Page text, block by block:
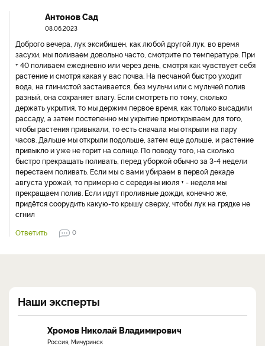
Антонов Сад
08.06.2023
Доброго вечера, лук эксибишен, как любой другой лук, во время
засухи, мы поливаем довольно часто, смотрите по температуре. При
+ 40 поливаем ежедневно или через день, смотря как чувствует себя
растение и смотря какая у вас почва. На песчаной быстро уходит
вода, на глинистой застаивается, без мульчи или с мульчей полив
разный, она сохраняет влагу. Если смотреть по тому, сколько
держать укрытия, то мы держим первое время, как только высадили
рассаду, а затем постепенно мы укрытие приоткрываем для того,
чтобы растения привыкали, то есть сначала мы открыли на пару
часов. Дальше мы открыли подольше, затем еще дольше, и растение
привыкло и уже не горит на солнце. По поводу того, на сколько
быстро прекращать поливать, перед уборкой обычно за 3-4 недели
перестаем поливать. Если мы с вами убираем в первой декаде
августа урожай, то примерно с середины июля + - неделя мы
прекращаем полив. Если идут проливные дожди, конечно же,
придётся соорудить какую-то крышу сверху, чтобы лук на грядке не
сгнил
Ответить
0
Наши эксперты
Хромов Николай Владимирович
Россия, Мичуринск